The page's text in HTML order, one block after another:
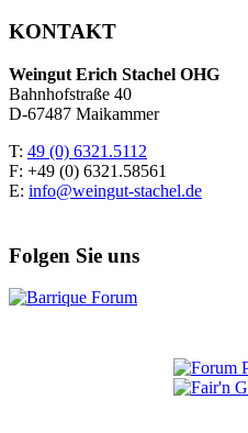
KONTAKT
Weingut Erich Stachel OHG
Bahnhofstraße 40
D-67487 Maikammer
T: 49 (0) 6321.5112
F: +49 (0) 6321.58561
E: info@weingut-stachel.de
Folgen Sie uns